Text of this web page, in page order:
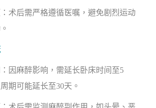
后需严格遵循医嘱，避免剧烈运动
麻醉影响，需延长卧床时间至5
期可能延长至30天。